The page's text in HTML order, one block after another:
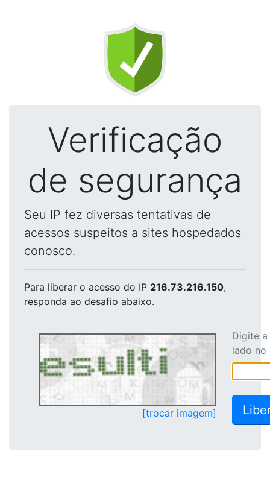
Verificação
de segurança
Seu IP fez diversas tentativas de
acessos suspeitos a sites hospedados
conosco.
Para liberar o acesso do IP 216.73.216.150,
responda ao desafio abaixo.
[trocar imagem]
Digite
lado no